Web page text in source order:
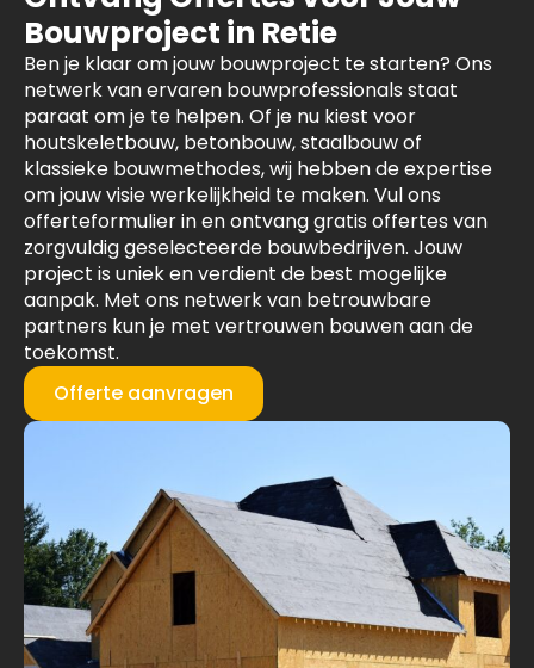
Bouwproject in Retie
Ben je klaar om jouw bouwproject te starten? Ons
netwerk van ervaren bouwprofessionals staat
paraat om je te helpen. Of je nu kiest voor
houtskeletbouw, betonbouw, staalbouw of
klassieke bouwmethodes, wij hebben de expertise
om jouw visie werkelijkheid te maken. Vul ons
offerteformulier in en ontvang gratis offertes van
zorgvuldig geselecteerde bouwbedrijven. Jouw
project is uniek en verdient de best mogelijke
aanpak. Met ons netwerk van betrouwbare
partners kun je met vertrouwen bouwen aan de
toekomst.
Offerte aanvragen